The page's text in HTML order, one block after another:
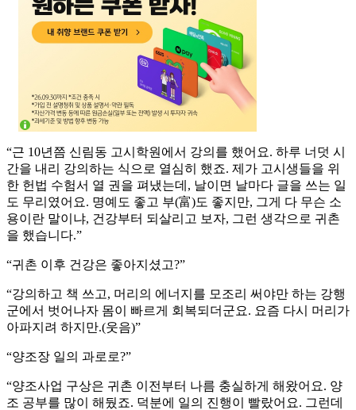
“근 10년쯤 신림동 고시학원에서 강의를 했어요. 하루 너덧 시
간을 내리 강의하는 식으로 열심히 했죠. 제가 고시생들을 위
한 헌법 수험서 열 권을 펴냈는데, 날이면 날마다 글을 쓰는 일
도 무리였어요. 명예도 좋고 부(富)도 좋지만, 그게 다 무슨 소
용이란 말이냐, 건강부터 되살리고 보자, 그런 생각으로 귀촌
을 했습니다.”
“귀촌 이후 건강은 좋아지셨고?”
“강의하고 책 쓰고, 머리의 에너지를 모조리 써야만 하는 강행
군에서 벗어나자 몸이 빠르게 회복되더군요. 요즘 다시 머리가
아파지려 하지만.(웃음)”
“양조장 일의 과로로?”
“양조사업 구상은 귀촌 이전부터 나름 충실하게 해왔어요. 양
조 공부를 많이 해뒀죠. 덕분에 일의 진행이 빨랐어요. 그런데